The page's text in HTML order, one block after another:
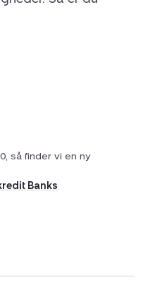
så finder vi en ny
Banks